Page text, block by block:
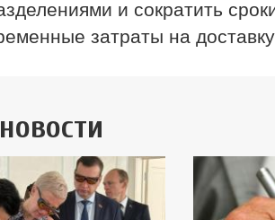
и сократить
затраты на